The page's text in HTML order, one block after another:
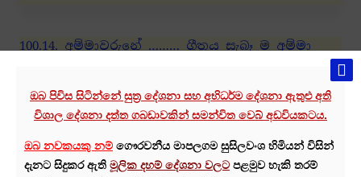
100.14. අම්මාවරුනේ ……… ගීතය සැබෑ ම අම්මා
By Lowthuru Arana
March 20, 2024
අසිරිමත් බුදුපියාණන් වහන්සේ
READ MORE
ඔබ පිවිස සිටින්නේ සුත්‍ර දේශනා සහ අභිධර්ම දේශනා ඇතුළු අති
විශාල දේශනා දත්ත ගබඩාවකින් සමන්විත වෙබ් අඩවියකටය.
ඔබ නවකයකු නම් ගෞරවනීය මාපලගම සුසිලවංශ හිමියන් විසින්
දැනට සිදුකර ඇති මූලික දහම් දේශනා වලට පළමුව හැකි තරම්